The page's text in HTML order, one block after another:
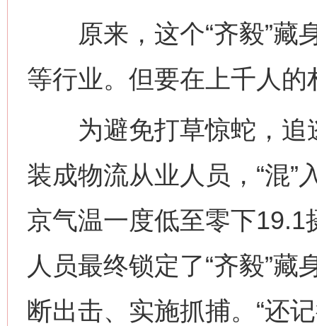
原来，这个“齐毅”藏
等行业。但要在上千人
为避免打草惊蛇，追
装成物流从业人员，“混
京气温一度低至零下
人员最终锁定了“齐毅”
断出击、实施抓捕。“还